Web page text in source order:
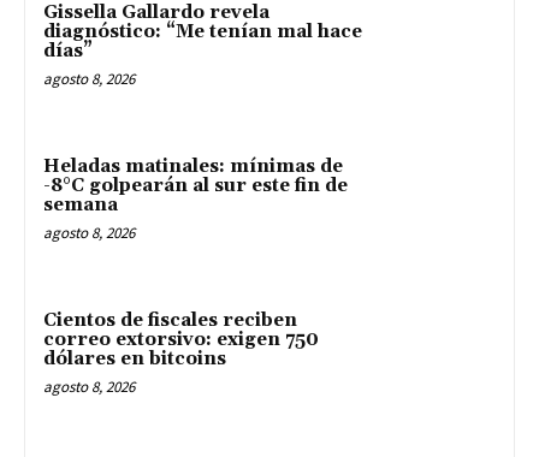
Gissella Gallardo revela
diagnóstico: “Me tenían mal hace
días”
agosto 8, 2026
Heladas matinales: mínimas de
-8°C golpearán al sur este fin de
semana
agosto 8, 2026
Cientos de fiscales reciben
correo extorsivo: exigen 750
dólares en bitcoins
agosto 8, 2026